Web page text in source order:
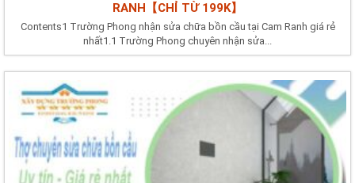
RANH【CHỈ TỪ 199K】
Contents1 Trường Phong nhận sửa chữa bồn cầu tại Cam Ranh giá rẻ
nhất1.1 Trường Phong chuyên nhận sửa...